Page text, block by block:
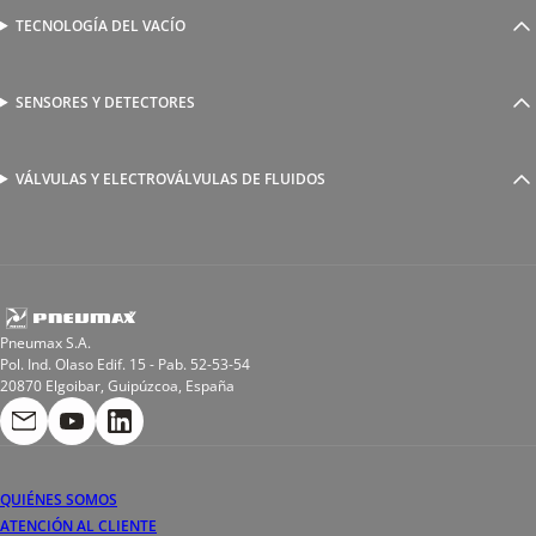
Válvulas complementarias
Racores rápidos
Reguladores de caudal
Racores para soldadura
TECNOLOGÍA DEL VACÍO
Ventosas
Válvulas y electroválvulas
SENSORES Y DETECTORES
Detectores magnéticos
VÁLVULAS Y ELECTROVÁLVULAS DE FLUIDOS
Electroválvulas de acción directa
Bobinas
Pneumax S.A.
Pol. Ind. Olaso Edif. 15 - Pab. 52-53-54
20870 Elgoibar, Guipúzcoa, España
QUIÉNES SOMOS
ATENCIÓN AL CLIENTE